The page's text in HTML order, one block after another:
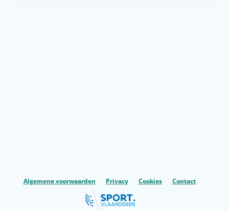
Algemene voorwaarden Privacy Cookies Contact